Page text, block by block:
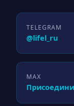
TELEGRAM
@lifel_ru
MAX